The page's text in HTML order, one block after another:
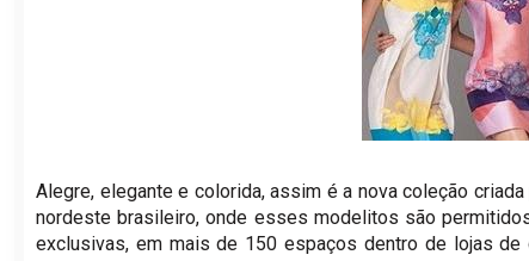
Alegre, elegante e colorida, assim é a nova coleção
nordeste brasileiro, onde esses modelitos são
exclusivas, em mais de 150 espaços dentro de lojas